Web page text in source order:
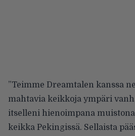
”Teimme Dreamtalen kanssa
mahtavia keikkoja ympäri
itselleni hienoimpana
keikka Pekingissä. Sellaista